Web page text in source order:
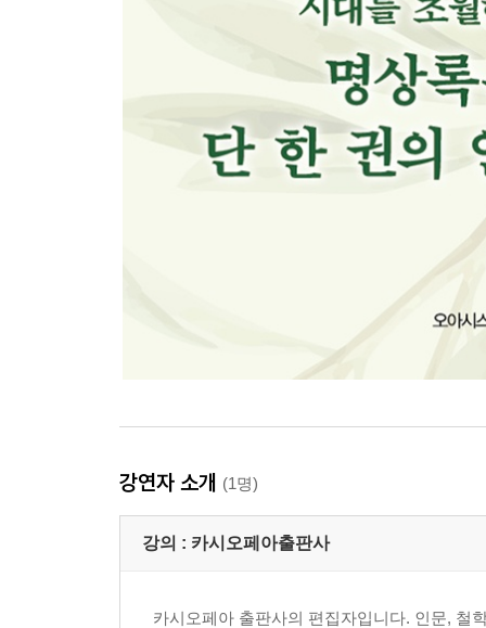
강연자 소개 (1명)
강의 : 카시오페아출판사
카시오페아 출판사의 편집자입니다. 인문, 철